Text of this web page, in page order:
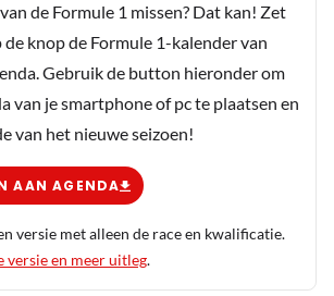
de Formule 1 missen? Dat kan! Zet
de knop de Formule 1-kalender van
Gebruik de button hieronder om
van je smartphone of pc te plaatsen en
van het nieuwe seizoen!
AAN AGENDA
versie met alleen de race en kwalificatie.
versie en meer uitleg.